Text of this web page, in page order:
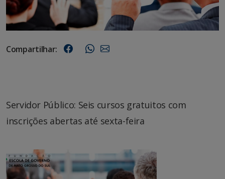
Compartilhar:
Servidor Público: Seis cursos gratuitos com
inscrições abertas até sexta-feira